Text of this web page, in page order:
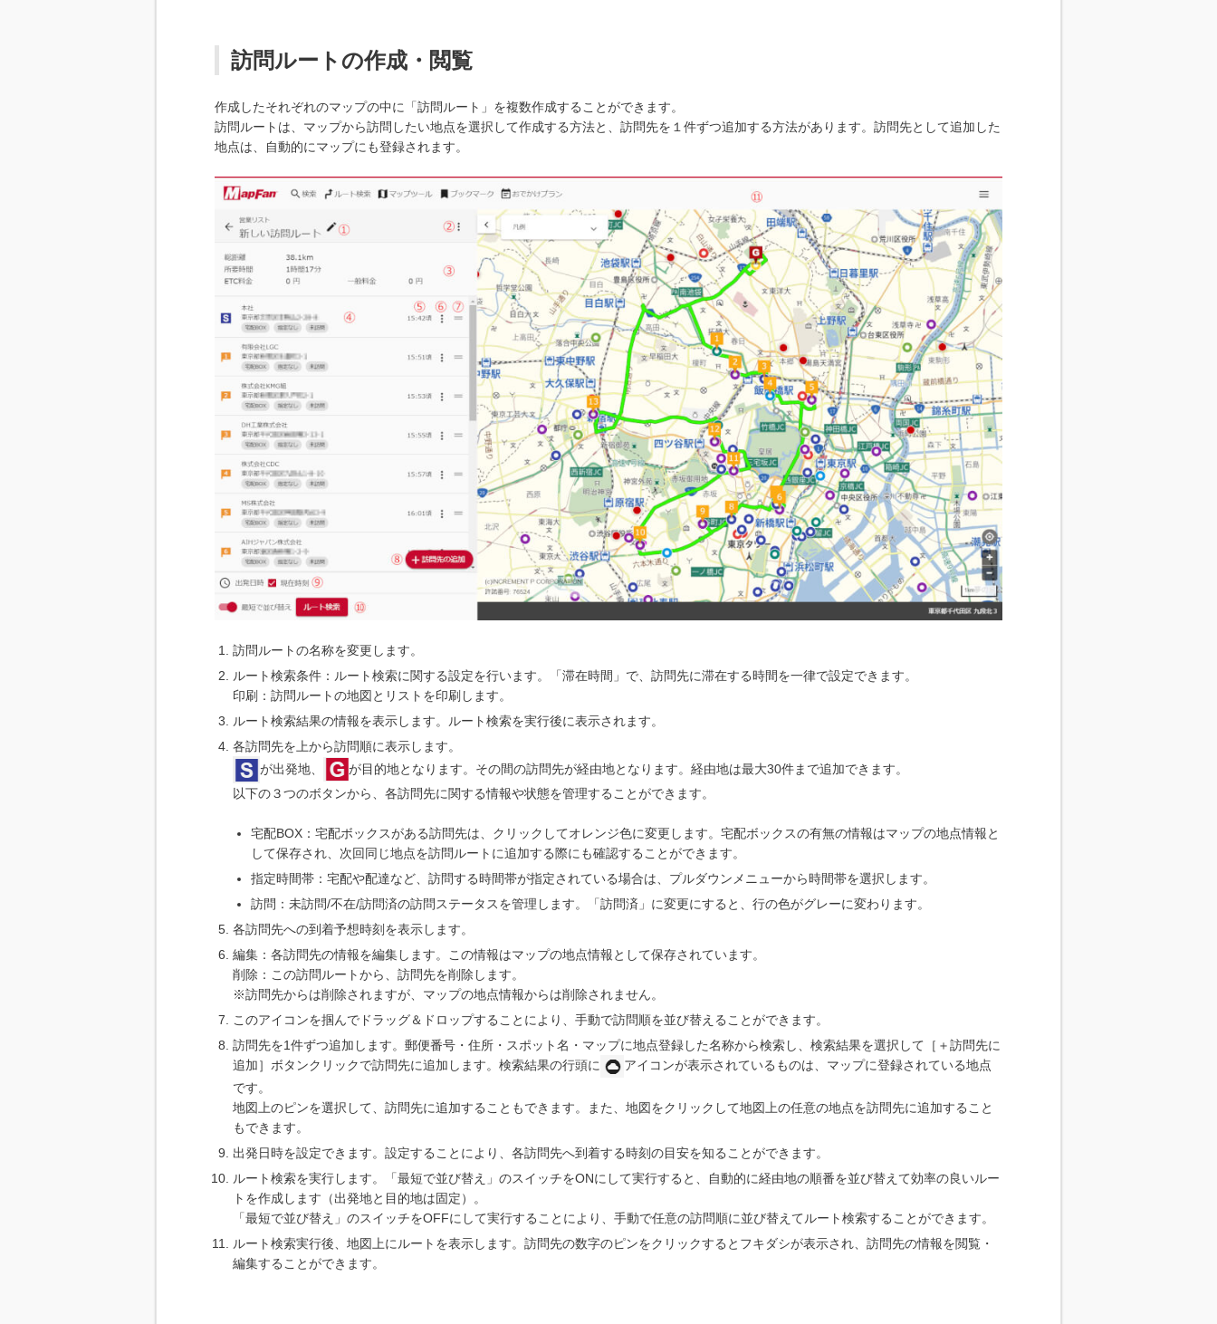
訪問ルートの作成・閲覧
作成したそれぞれのマップの中に「訪問ルート」を複数作成することができます。
訪問ルートは、マップから訪問したい地点を選択して作成する方法と、訪問先を１件ずつ追加する方法があります。訪問先として追加した
地点は、自動的にマップにも登録されます。
訪問ルートの名称を変更します。
ルート検索条件：ルート検索に関する設定を行います。「滞在時間」で、訪問先に滞在する時間を一律で設定できます。
印刷：訪問ルートの地図とリストを印刷します。
ルート検索結果の情報を表示します。ルート検索を実行後に表示されます。
各訪問先を上から訪問順に表示します。
が出発地、
が目的地となります。その間の訪問先が経由地となります。経由地は最大30件まで追加できます。
以下の３つのボタンから、各訪問先に関する情報や状態を管理することができます。
宅配BOX：宅配ボックスがある訪問先は、クリックしてオレンジ色に変更します。宅配ボックスの有無の情報はマップの地点情報と
して保存され、次回同じ地点を訪問ルートに追加する際にも確認することができます。
指定時間帯：宅配や配達など、訪問する時間帯が指定されている場合は、プルダウンメニューから時間帯を選択します。
訪問：未訪問/不在/訪問済の訪問ステータスを管理します。「訪問済」に変更にすると、行の色がグレーに変わります。
各訪問先への到着予想時刻を表示します。
編集：各訪問先の情報を編集します。この情報はマップの地点情報として保存されています。
削除：この訪問ルートから、訪問先を削除します。
※訪問先からは削除されますが、マップの地点情報からは削除されません。
このアイコンを掴んでドラッグ＆ドロップすることにより、手動で訪問順を並び替えることができます。
訪問先を1件ずつ追加します。郵便番号・住所・スポット名・マップに地点登録した名称から検索し、検索結果を選択して［＋訪問先に
追加］ボタンクリックで訪問先に追加します。検索結果の行頭に
アイコンが表示されているものは、マップに登録されている地点
です。
地図上のピンを選択して、訪問先に追加することもできます。また、地図をクリックして地図上の任意の地点を訪問先に追加すること
もできます。
出発日時を設定できます。設定することにより、各訪問先へ到着する時刻の目安を知ることができます。
ルート検索を実行します。「最短で並び替え」のスイッチをONにして実行すると、自動的に経由地の順番を並び替えて効率の良いルー
トを作成します（出発地と目的地は固定）。
「最短で並び替え」のスイッチをOFFにして実行することにより、手動で任意の訪問順に並び替えてルート検索することができます。
ルート検索実行後、地図上にルートを表示します。訪問先の数字のピンをクリックするとフキダシが表示され、訪問先の情報を閲覧・
編集することができます。